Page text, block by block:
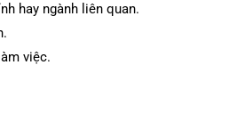
hay ngành liên quan.
việc.